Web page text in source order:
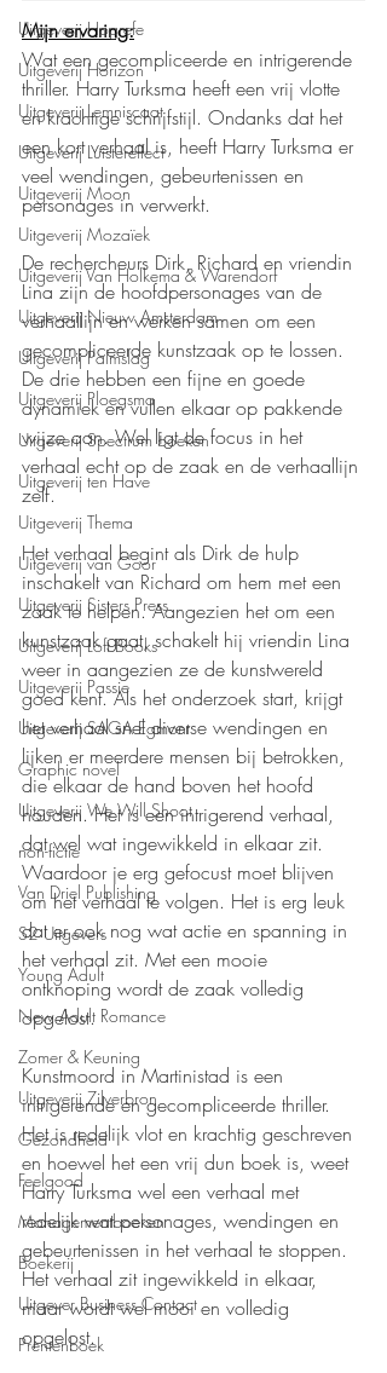
Uitgeverij Hogrefe
Uitgeverij Horizon
Uitgeverij Lemniscaat
Uitgeverij Luistereffect
Uitgeverij Moon
Uitgeverij Mozaïek
Uitgeverij Van Holkema & Warendorf
Uitgeverij Nieuw Amsterdam
Uitgeverij Palmslag
Uitgeverij Ploegsma
Uitgeverij Spectrum boeken
Uitgeverij ten Have
Uitgeverij Thema
Uitgeverij van Goor
Uitgeverij Sisters Press
Uitgeverij Loft Books
Uitgeverij Passie
Uitgeverij SAGA Egmont
Graphic novel
Uitgeverij We Will Shoot
non-fictie
Van Driel Publishing
S2 Uitgevers
Young Adult
New Adult Romance
Zomer & Keuning
Uitgeverij Zilverbron
Gezondheid
Feelgood
Managementboeken
Boekerij
Uitgever Business Contact
Prentenboek
Mijn ervaring:
Wat een gecompliceerde en intrigerende
thriller. Harry Turksma heeft een vrij vlotte
en krachtige schrijfstijl. Ondanks dat het
een kort verhaal is, heeft Harry Turksma er
veel wendingen, gebeurtenissen en
personages in verwerkt.
De rechercheurs Dirk, Richard en vriendin
Lina zijn de hoofdpersonages van de
verhaallijn en werken samen om een
gecompliceerde kunstzaak op te lossen.
De drie hebben een fijne en goede
dynamiek en vullen elkaar op pakkende
wijze aan. Wel ligt de focus in het
verhaal echt op de zaak en de verhaallijn
zelf.
Het verhaal begint als Dirk de hulp
inschakelt van Richard om hem met een
zaak te helpen. Aangezien het om een
kunstzaak gaat, schakelt hij vriendin Lina
weer in aangezien ze de kunstwereld
goed kent. Als het onderzoek start, krijgt
het verhaal snel diverse wendingen en
lijken er meerdere mensen bij betrokken,
die elkaar de hand boven het hoofd
houden. Het is een intrigerend verhaal,
dat wel wat ingewikkeld in elkaar zit.
Waardoor je erg gefocust moet blijven
om het verhaal te volgen. Het is erg leuk
dat er ook nog wat actie en spanning in
het verhaal zit. Met een mooie
ontknoping wordt de zaak volledig
opgelost.
Kunstmoord in Martinistad is een
intrigerende en gecompliceerde thriller.
Het is redelijk vlot en krachtig geschreven
en hoewel het een vrij dun boek is, weet
Harry Turksma wel een verhaal met
redelijk wat personages, wendingen en
gebeurtenissen in het verhaal te stoppen.
Het verhaal zit ingewikkeld in elkaar,
maar wordt wel mooi en volledig
opgelost.